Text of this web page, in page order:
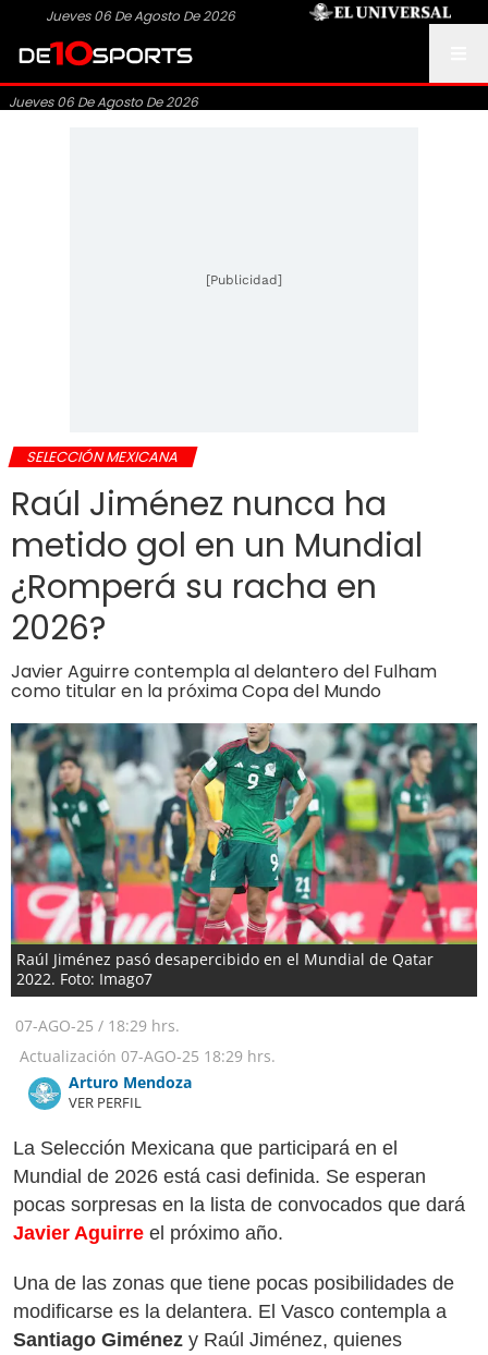
Jueves 06 De Agosto De 2026
Jueves 06 De Agosto De 2026
[Publicidad]
SELECCIÓN MEXICANA
Raúl Jiménez nunca ha
metido gol en un Mundial
¿Romperá su racha en
2026?
Javier Aguirre contempla al delantero del Fulham
como titular en la próxima Copa del Mundo
Raúl Jiménez pasó desapercibido en el Mundial de Qatar
2022. Foto: Imago7
07-AGO-25 / 18:29 hrs.
Actualización 07-AGO-25 18:29 hrs.
Arturo Mendoza
VER PERFIL
La Selección Mexicana que participará en el
Mundial de 2026 está casi definida. Se esperan
pocas sorpresas en la lista de convocados que dará
Javier Aguirre el próximo año.
Una de las zonas que tiene pocas posibilidades de
modificarse es la delantera. El Vasco contempla a
Santiago Giménez y Raúl Jiménez, quienes